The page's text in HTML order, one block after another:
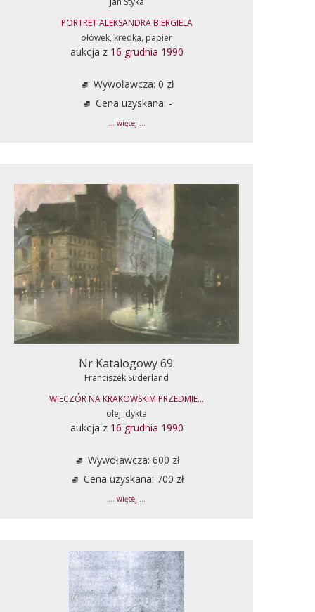
PORTRET ALEKSANDRA BIERGIELA
ołówek, kredka, papier
aukcja z 16 grudnia 1990
Wywoławcza: 0 zł
Cena uzyskana: -
... więcej ...
Nr Katalogowy 69.
Franciszek Suderland
WIECZÓR NA KRAKOWSKIM PRZEDMIE...
olej, dykta
aukcja z 16 grudnia 1990
Wywoławcza: 600 zł
Cena uzyskana: 700 zł
... więcej ...